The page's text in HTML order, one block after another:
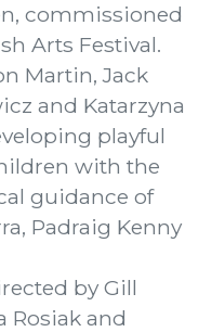
commissioned
Arts Festival.
Martin, Jack
and Katarzyna
playful
with the
guidance of
Padraig Kenny
by Gill
Rosiak and